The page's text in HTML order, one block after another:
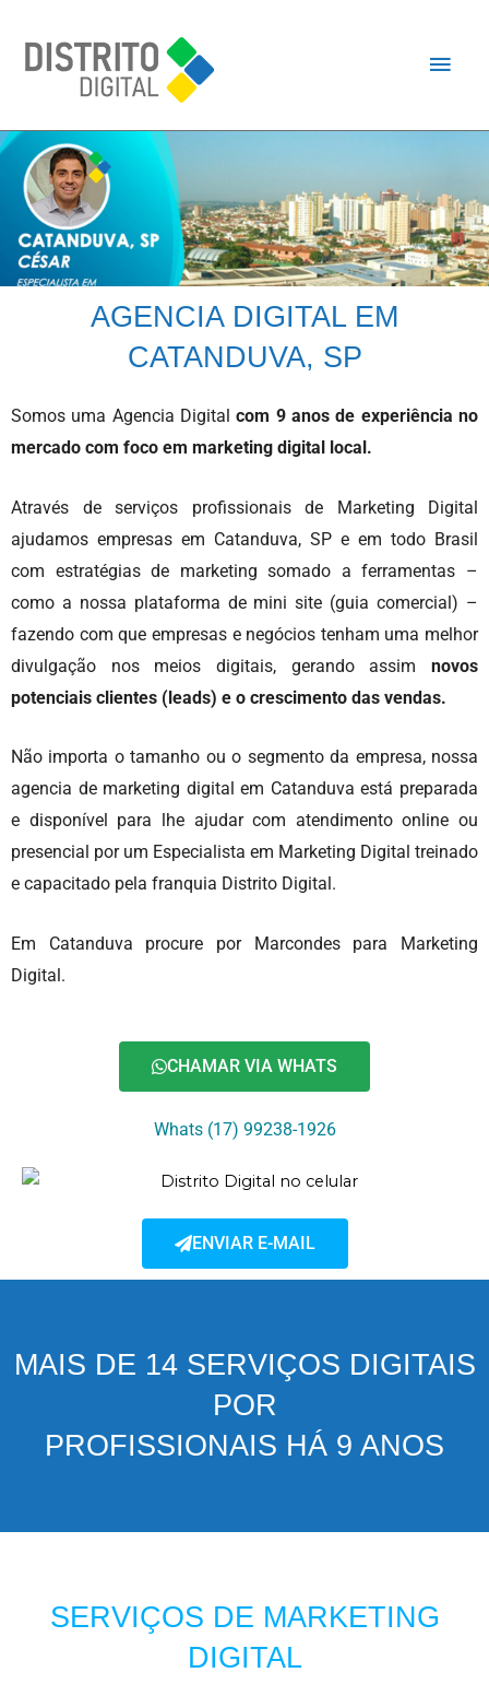
AGENCIA DIGITAL EM
CATANDUVA, SP
Somos uma Agencia Digitalcom 9 anos de experiência no
mercado com foco em marketing digital local.
Através de serviços profissionais de Marketing Digital
ajudamos empresas em Catanduva, SP e em todo Brasil
com estratégias de marketing somado a ferramentas –
como a nossa plataforma de mini site (guia comercial) –
fazendo com que empresas e negócios tenham uma melhor
divulgação nos meios digitais, gerando assim novos
potenciais clientes (leads) e o crescimento das vendas.
Não importa o tamanho ou o segmento da empresa, nossa
agencia de marketing digital em Catanduva está preparada
e disponível para lhe ajudar com atendimento online ou
presencial por um Especialista em Marketing Digital treinado
e capacitado pela franquia Distrito Digital.
Em Catanduva procure por Marcondes para Marketing
Digital.
CHAMAR VIA WHATS
Whats (17) 99238-1926
ENVIAR E-MAIL
MAIS DE 14 SERVIÇOS DIGITAIS
POR
PROFISSIONAIS HÁ 9 ANOS
SERVIÇOS DE MARKETING
DIGITAL